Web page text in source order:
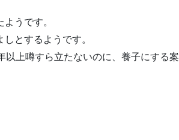
うです。
とするようです。
以上噂すら立たないのに、養子にする案